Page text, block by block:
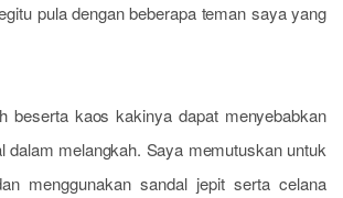
pula dengan beberapa teman saya yang
beserta kaos kakinya dapat menyebabkan
dalam melangkah. Saya memutuskan untuk
menggunakan sandal jepit serta celana